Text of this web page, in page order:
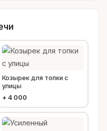
Козырек для топки с
улицы
+ 4 000